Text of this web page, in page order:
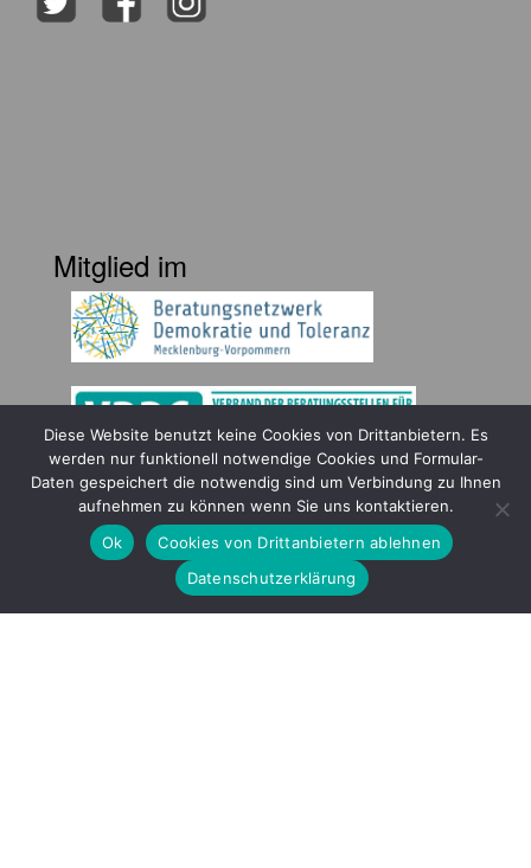
Mitglied im
Gefördert durch
Diese Website benutzt keine Cookies von Drittanbietern. Es
werden nur funktionell notwendige Cookies und Formular-
Daten gespeichert die notwendig sind um Verbindung zu Ihnen
aufnehmen zu können wenn Sie uns kontaktieren.
Ok
Cookies von Drittanbietern ablehnen
Datenschutzerklärung